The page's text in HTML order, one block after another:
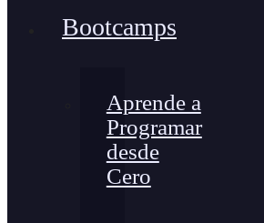
Bootcamps
Aprende a
Programar
desde
Cero